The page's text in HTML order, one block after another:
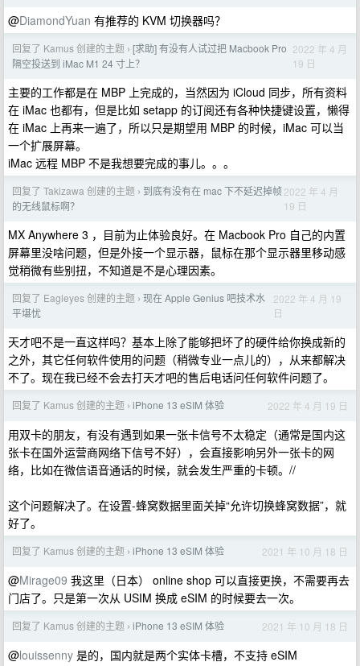
@DiamondYuan 有推荐的 KVM 切换器吗？
回复了 Kamus 创建的主题 › [求助] 有没有人试过把 Macbook Pro
隔空投送到 iMac M1 24 寸上？
2022 年 4 月
19 日
主要的工作都是在 MBP 上完成的，当然因为 iCloud 同步，所有资料
在 iMac 也都有，但是比如 setapp 的订阅还有各种快捷键设置，懒得
在 iMac 上再来一遍了，所以只是期望用 MBP 的时候，iMac 可以当
一个扩展屏幕。
iMac 远程 MBP 不是我想要完成的事儿。。。
回复了 Takizawa 创建的主题 › 到底有没有在 mac 下不延迟掉帧
的无线鼠标啊？
2022 年 4 月
19 日
MX Anywhere 3 ，目前为止体验良好。在 Macbook Pro 自己的内置
屏幕里没啥问题，但是外接一个显示器，鼠标在那个显示器里移动感
觉稍微有些别扭，不知道是不是心理因素。
回复了 Eagleyes 创建的主题 › 现在 Apple Genius 吧技术水
平堪忧
2022 年 4 月 19
日
天才吧不是一直这样吗？基本上除了能够把坏了的硬件给你换成新的
之外，其它任何软件使用的问题（稍微专业一点儿的），从来都解决
不了。现在我已经不会去打天才吧的售后电话问任何软件问题了。
回复了 Kamus 创建的主题 › iPhone 13 eSIM 体验 2022 年 4 月 19 日
用双卡的朋友，有没有遇到如果一张卡信号不太稳定（通常是国内这
张卡在国外运营商网络下信号不好），会直接影响另外一张卡的网
络，比如在微信语音通话的时候，就会发生严重的卡顿。//
这个问题解决了。在设置-蜂窝数据里面关掉“允许切换蜂窝数据”，就
好了。
回复了 Kamus 创建的主题 › iPhone 13 eSIM 体验 2021 年 10 月 18 日
@Mirage09 我这里（日本） online shop 可以直接更换，不需要再去
门店了。只是第一次从 USIM 换成 eSIM 的时候要去一次。
回复了 Kamus 创建的主题 › iPhone 13 eSIM 体验 2021 年 10 月 18 日
@louissenny 是的，国内就是两个实体卡槽，不支持 eSIM